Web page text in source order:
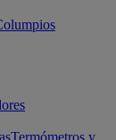
Termómetros y